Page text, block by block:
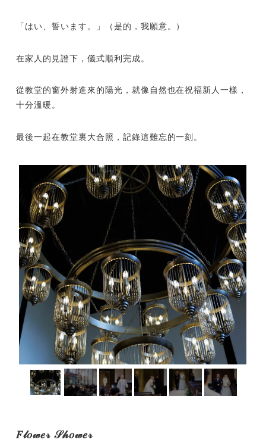
「はい、誓います。」（是的，我願意。）
在家人的見證下，儀式順利完成。
從教堂的窗外射進來的陽光，就像自然也在祝福新人一樣，
十分溫暖。
最後一起在教堂裏大合照，記錄這難忘的一刻。
𝐹𝓁𝑜𝓌𝑒𝓇 𝒮𝒽𝑜𝓌𝑒𝓇